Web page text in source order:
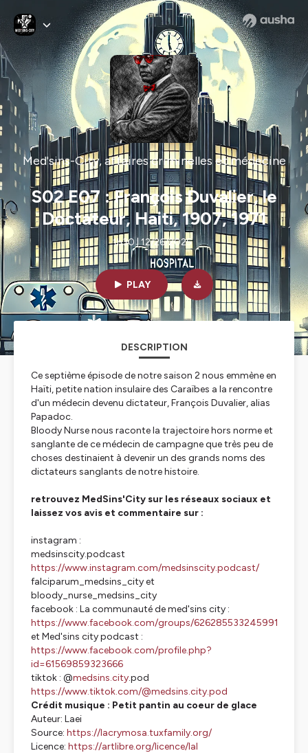
Med'sins-City, affaires criminelles et médecine
S02 E07 : François Duvalier, le
Doctateur, Haiti, 1907, 1971
1h30 | 12/26/2025
PLAY
DESCRIPTION
Ce septième épisode de notre saison 2 nous emmène en
Haïti, petite nation insulaire des Caraïbes a la rencontre
d'un médecin devenu dictateur, François Duvalier, alias
Papadoc.
Bloody Nurse nous raconte la trajectoire hors norme et
sanglante de ce médecin de campagne que très peu de
choses destinaient à devenir un des grands noms des
dictateurs sanglants de notre histoire.
retrouvez MedSins'City sur les réseaux sociaux et
laissez vos avis et commentaire sur :
instagram :
medsinscity.podcast
https://www.instagram.com/medsinscity.podcast/
falciparum_medsins_city et
bloody_nurse_medsins_city
facebook : La communauté de med'sins city :
https://www.facebook.com/groups/626285533245991
et Med'sins city podcast :
https://www.facebook.com/profile.php?
id=61569859323666
tiktok : @medsins.city.pod
https://www.tiktok.com/@medsins.city.pod
Crédit musique : Petit pantin au coeur de glace
Auteur: Laei
Source: https://lacrymosa.tuxfamily.org/
Licence: https://artlibre.org/licence/lal